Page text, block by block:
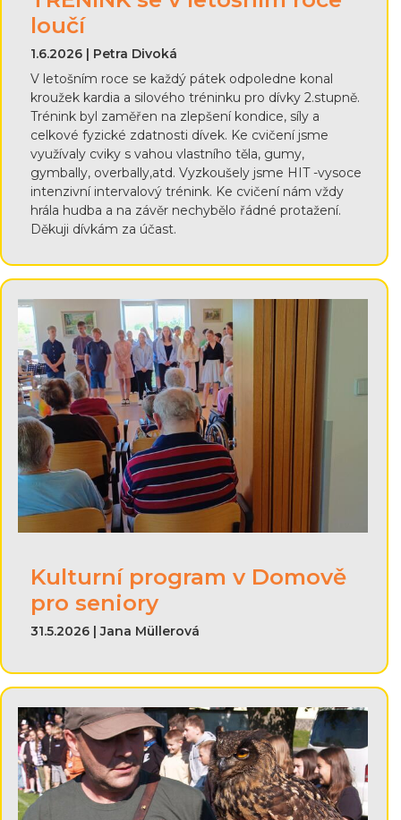
loučí
1.6.2026 | Petra Divoká
V letošním roce se každý pátek odpoledne konal
kroužek kardia a silového tréninku pro dívky 2.stupně.
Trénink byl zaměřen na zlepšení kondice, síly a
celkové fyzické zdatnosti dívek. Ke cvičení jsme
využívaly cviky s vahou vlastního těla, gumy,
gymbally, overbally,atd. Vyzkoušely jsme HIT -vysoce
intenzivní intervalový trénink. Ke cvičení nám vždy
hrála hudba a na závěr nechybělo řádné protažení.
Děkuji dívkám za účast.
Kulturní program v Domově
pro seniory
31.5.2026 | Jana Müllerová